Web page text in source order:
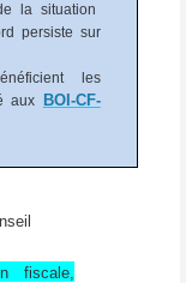
la situation
persiste sur
les
aux
BOI-CF-
fiscale,